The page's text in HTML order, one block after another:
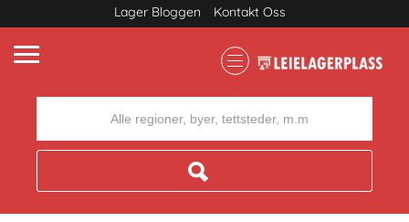
Lager Bloggen Kontakt Oss